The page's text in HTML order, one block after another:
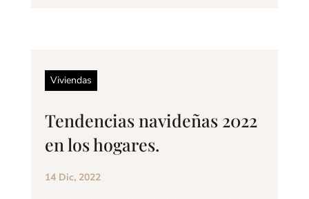
Viviendas
Tendencias navideñas 2022
en los hogares.
14 Dic, 2022